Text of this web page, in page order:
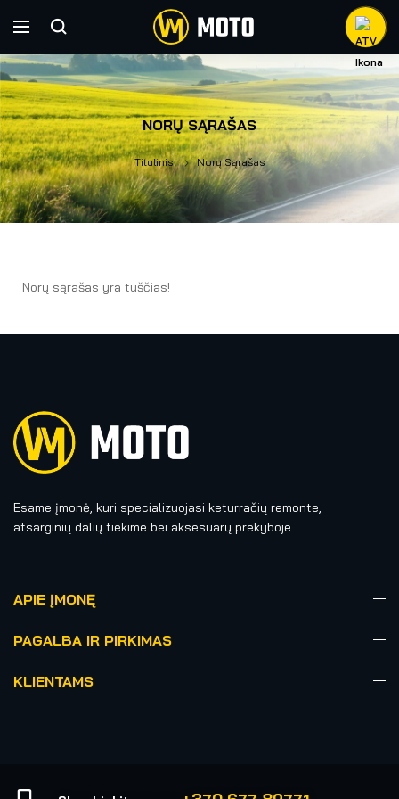
NORŲ SĄRAŠAS
Titulinis Norų Sąrašas
Norų sąrašas yra tuščias!
Esame įmonė, kuri specializuojasi keturračių remonte,
atsarginių dalių tiekime bei aksesuarų prekyboje.
APIE ĮMONĘ
PAGALBA IR PIRKIMAS
KLIENTAMS